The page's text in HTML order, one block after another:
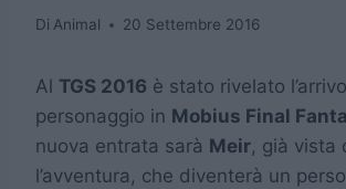
Di Animal 20 Settembre 2016
Al TGS 2016 è stato rivelato
personaggio in Mobius Final
nuova entrata sarà Meir, già vista
l’avventura, che diventerà un